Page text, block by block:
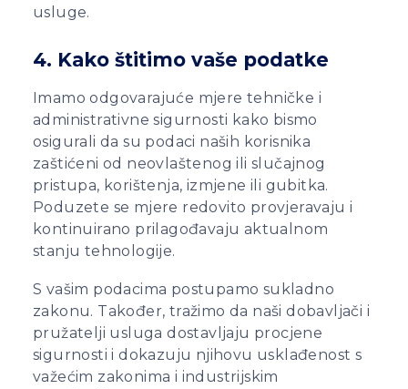
usluge.
4. Kako štitimo vaše podatke
Imamo odgovarajuće mjere tehničke i
administrativne sigurnosti kako bismo
osigurali da su podaci naših korisnika
zaštićeni od neovlaštenog ili slučajnog
pristupa, korištenja, izmjene ili gubitka.
Poduzete se mjere redovito provjeravaju i
kontinuirano prilagođavaju aktualnom
stanju tehnologije.
S vašim podacima postupamo sukladno
zakonu. Također, tražimo da naši dobavljači i
pružatelji usluga dostavljaju procjene
sigurnosti i dokazuju njihovu usklađenost s
važećim zakonima i industrijskim